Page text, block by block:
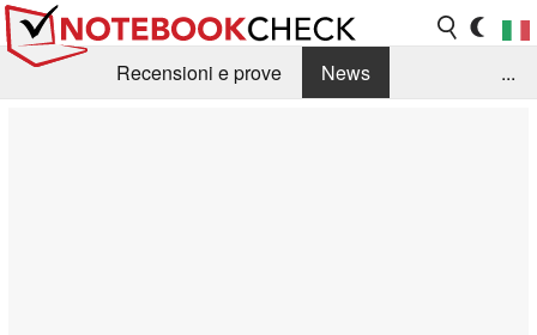
Recensioni e prove
News
...